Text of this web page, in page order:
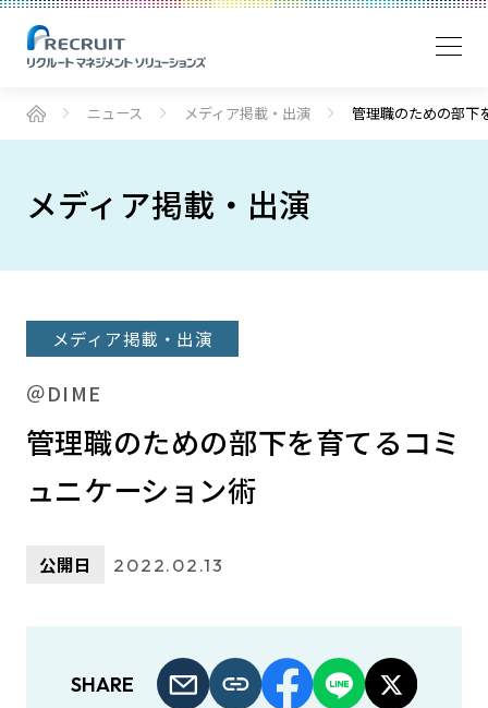
ニュース メディア掲載・出演 管理職のための部下
メディア掲載・出演
メディア掲載・出演
＠DIME
管理職のための部下を育てるコミ
ュニケーション術
公開日 2022.02.13
SHARE